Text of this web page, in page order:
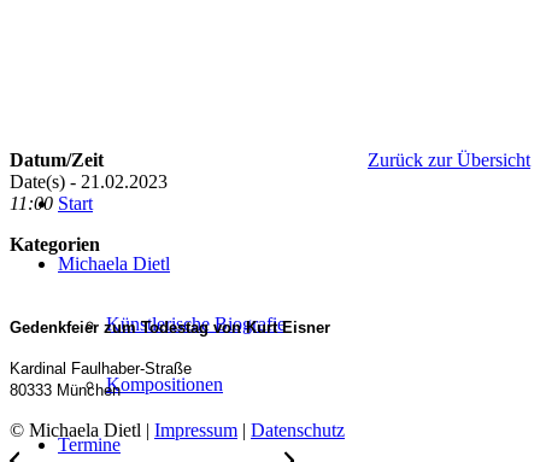
Start
Michaela Dietl
Künstlerische Biografie
Kompositionen
Termine
Zurück zur Übersicht
Datum/Zeit
Date(s) - 21.02.2023
11:00
Kategorien
Gedenkfeier zum Todestag von Kurt Eisner
Kardinal Faulhaber-Straße
80333 München
© Michaela Dietl | Impressum | Datenschutz